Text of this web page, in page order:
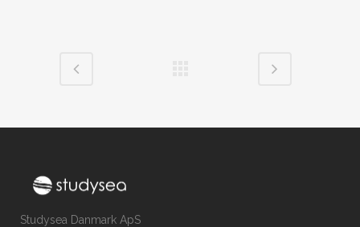
Studysea Danmark ApS